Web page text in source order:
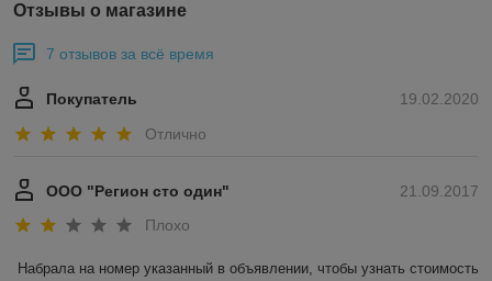
Отзывы о магазине
7 отзывов за всё время
19.02.2020
Покупатель
Отлично
21.09.2017
ООО "Регион сто один"
Плохо
Набрала на номер указанный в объявлении, чтобы узнать стоимость